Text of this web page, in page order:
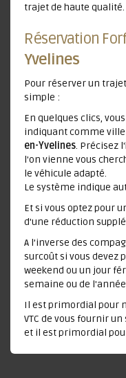
trajet de haute qualité.
Réservation
Yvelines
Pour réserver un
simple :
En quelques clics,
indiquant comme ville
en-Yvelines. Précisez
l'on vienne vous
le véhicule adapté.
Le système indique
Et si vous optez pour
d'une réduction
A l’inverse des
surcoût si vous devez
weekend ou un jour
semaine ou de
Il est primordial pour
VTC de vous fournir
et il est primordial